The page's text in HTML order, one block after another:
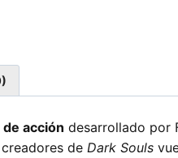
de acción desarrollado por
de Dark Souls